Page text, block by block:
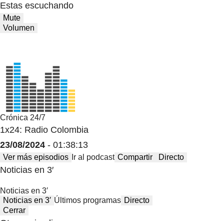
Estas escuchando
Mute
Volumen
Crónica 24/7
1x24: Radio Colombia
23/08/2024 - 01:38:13
Ver más episodios Ir al podcast Compartir Directo
Noticias en 3′
Noticias en 3′
Noticias en 3′ Últimos programas Directo
Cerrar